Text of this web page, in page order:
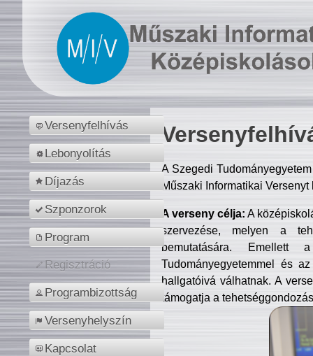
Versenyfelhívás
Lebonyolítás
Díjazás
Szponzorok
Program
Regisztráció
Programbizottság
Versenyhelyszín
Kapcsolat
A Szegedi
Műszaki Informatikai
A verseny célja: A
szervezése, melyen a
bemutatására. Emellett
Tudományegyetemmel és
hallgatóivá válhatnak. A
támogatja a